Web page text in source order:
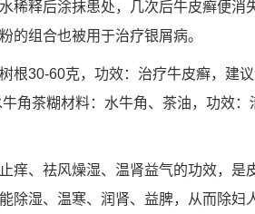
稀释后涂抹患处，几次后牛皮癣便
的组合也被用于治疗银屑病。
根30-60克，功效：治疗牛皮癣，建
角茶糊材料：水牛角、茶油，功效
痒、祛风燥湿、温肾益气的功效，
除湿、温寒、润肾、益脾，从而除